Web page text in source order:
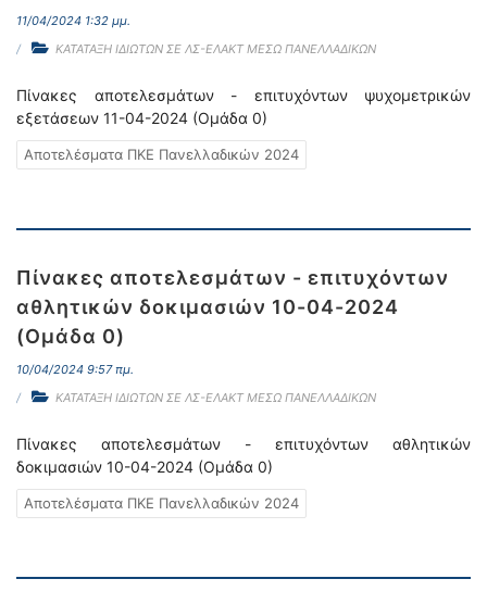
11/04/2024 1:32 μμ.
ΚΑΤΑΤΑΞΗ ΙΔΙΩΤΩΝ ΣΕ ΛΣ-ΕΛΑΚΤ ΜΕΣΩ ΠΑΝΕΛΛΑΔΙΚΩΝ
Πίνακες αποτελεσμάτων - επιτυχόντων ψυχομετρικών
εξετάσεων 11-04-2024 (Ομάδα 0)
Αποτελέσματα ΠΚΕ Πανελλαδικών 2024
Πίνακες αποτελεσμάτων - επιτυχόντων
αθλητικών δοκιμασιών 10-04-2024
(Ομάδα 0)
10/04/2024 9:57 πμ.
ΚΑΤΑΤΑΞΗ ΙΔΙΩΤΩΝ ΣΕ ΛΣ-ΕΛΑΚΤ ΜΕΣΩ ΠΑΝΕΛΛΑΔΙΚΩΝ
Πίνακες αποτελεσμάτων - επιτυχόντων αθλητικών
δοκιμασιών 10-04-2024 (Ομάδα 0)
Αποτελέσματα ΠΚΕ Πανελλαδικών 2024